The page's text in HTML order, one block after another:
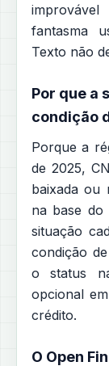
fantasma
Texto não
Por que a
condição
Porque a
de 2025,
baixada ou
na base do
situação
condição
o status
opcional
crédito.
O Open